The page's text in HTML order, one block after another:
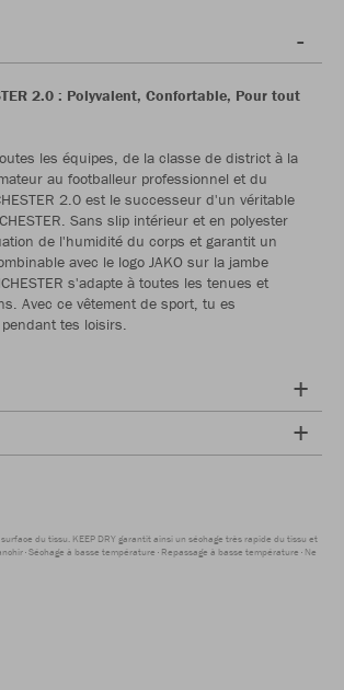
2.0 : Polyvalent, Confortable, Pour tout
les équipes, de la classe de district à la
au footballeur professionnel et du
2.0 est le successeur d'un véritable
Sans slip intérieur et en polyester
de l'humidité du corps et garantit un
avec le logo JAKO sur la jambe
s'adapte à toutes les tenues et
Avec ce vêtement de sport, tu es
tes loisirs.
du tissu. KEEP DRY garantit ainsi un séchage très rapide du tissu et
Séchage à basse température Repassage à basse température Ne